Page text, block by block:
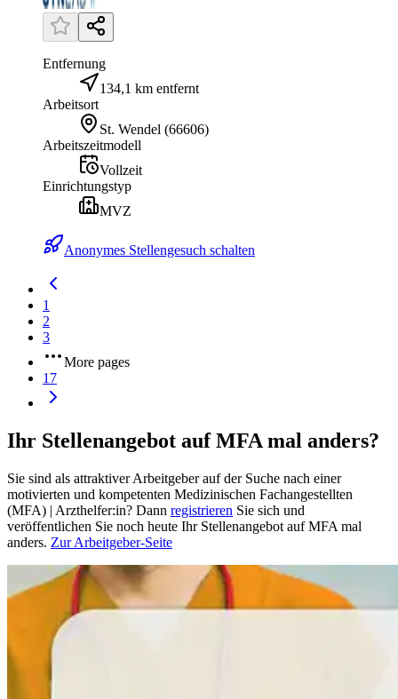
Entfernung
134,1 km entfernt
Arbeitsort
St. Wendel (66606)
Arbeitszeitmodell
Vollzeit
Einrichtungstyp
MVZ
Anonymes Stellengesuch schalten
1
2
3
More pages
17
Ihr Stellenangebot auf MFA mal anders?
Sie sind als attraktiver Arbeitgeber auf der Suche nach einer
motivierten und kompetenten Medizinischen Fachangestellten
(MFA) | Arzthelfer:in? Dann registrieren Sie sich und
veröffentlichen Sie noch heute Ihr Stellenangebot auf MFA mal
anders. Zur Arbeitgeber-Seite